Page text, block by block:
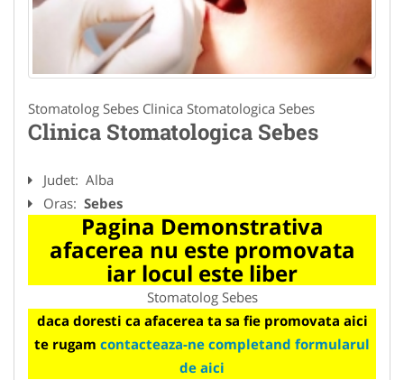
Stomatolog Sebes Clinica Stomatologica Sebes
Clinica Stomatologica Sebes
Judet: Alba
Oras: Sebes
Pagina Demonstrativa
afacerea nu este promovata
iar locul este liber
Stomatolog Sebes
daca doresti ca afacerea ta sa fie promovata aici
te rugam contacteaza-ne completand formularul
de aici